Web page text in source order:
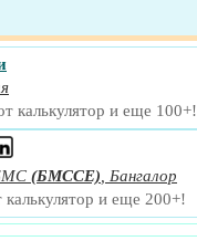
калькулятор и еще 100+!
(БМССЕ)
Бангалор
и еще 200+!